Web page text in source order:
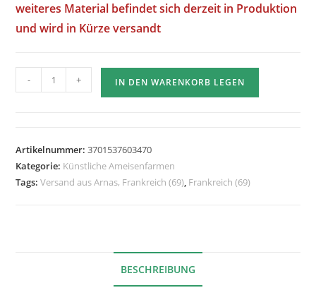
weiteres Material befindet sich derzeit in Produktion
und wird in Kürze versandt
der
Modell
6
Hybrid-
- + IN DEN WARENKORB LEGEN
Artikelnummer:3701537603470
Kategorie: Künstliche Ameisenfarmen
Tags:Versand aus Arnas, Frankreich (69), Frankreich (69)
BESCHREIBUNG